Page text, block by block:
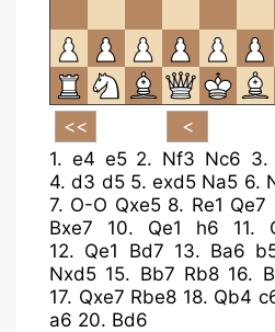
1. e4 e5 2. Nf3 Nc6 3.
4.d3 d5 5. exd5 Na5 6.
7. O-O Qxe5 8. Re1 Qe7
Bxe7
10. Qe1 h6 11.
12. Qe1 Bd7 13. Ba6
Nxd5 15. Bb7 Rb8 16.
17. Qxe7 Rbe8 18. Qb4
a6 20. Bd6